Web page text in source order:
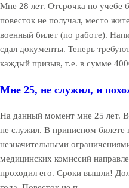
Мне 28 лет. Отсрочка по учебе
повесток не получал, место
военный билет (по работе).
сдал документы. Теперь
каждый призыв, т.е. в сумме
Мне 25, не служил, и
На данный момент мне 25 лет.
не служил. В приписном билете
незначительными
медицинских комиссий
проходил его. Сроки вышли!